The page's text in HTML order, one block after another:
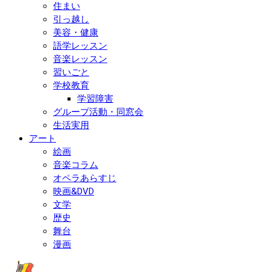
住まい
引っ越し
美容・健康
語学レッスン
音楽レッスン
習いごと
学校教育
学習障害
グループ活動・同窓会
生活実用
アート
絵画
音楽コラム
オペラあらすじ
映画&DVD
文学
歴史
舞台
漫画